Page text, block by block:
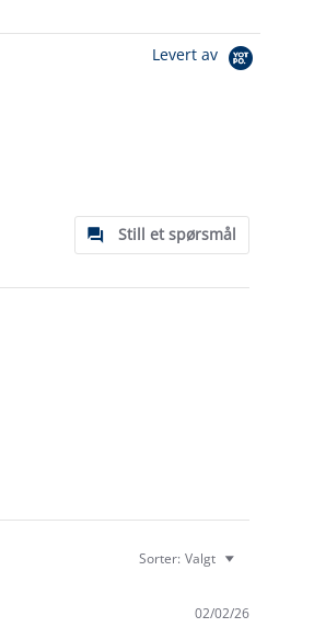
Levert av
Still et spørsmål
Sorter: Valgt
02/02/26